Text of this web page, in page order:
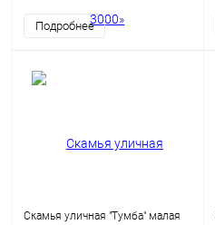
Подробнее
Скамья уличная "Тумба" малая